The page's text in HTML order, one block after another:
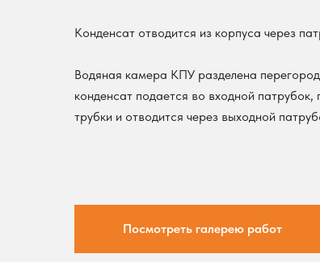
Конденсат отводится из корпуса через
Водяная камера КПУ разделена
конденсат подается во входной
трубки и отводится через выходной
Посмотреть галерею работ